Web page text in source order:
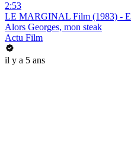
2:53
LE MARGINAL Film (1983) -
Alors Georges, mon steak
Actu Film
il y a 5 ans